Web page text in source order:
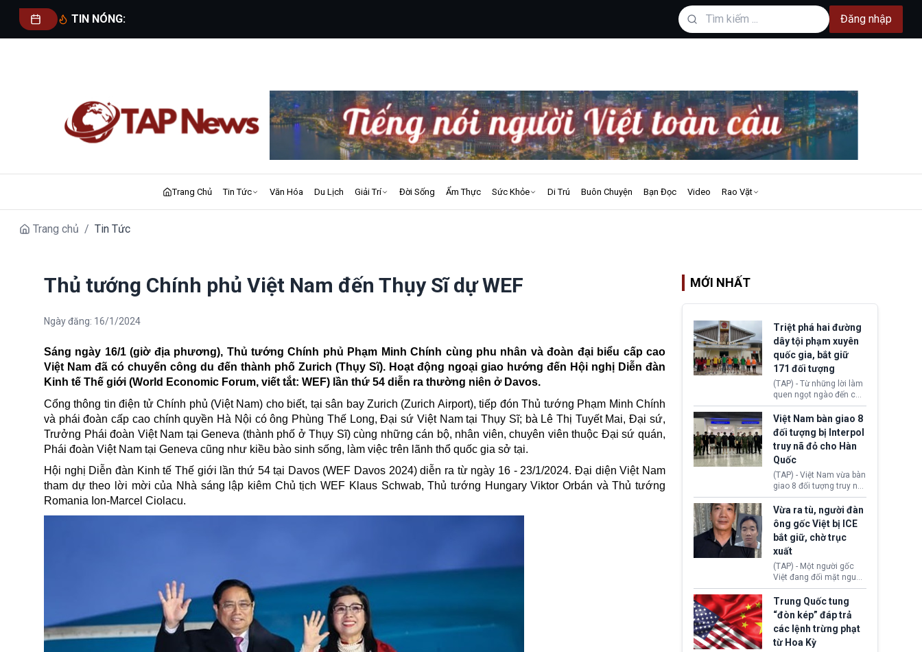
TIN NÓNG: Đăng nhập
Trang Chủ Tin Tức Văn Hóa Du Lịch Giải Trí Đời Sống Ẩm Thực Sức Khỏe Di Trú Buôn Chuyện Bạn Đọc Video Rao Vặt
Trang chủ / Tin Tức
Thủ tướng Chính phủ Việt Nam đến Thụy Sĩ dự WEF
Ngày đăng: 16/1/2024
Sáng ngày 16/1 (giờ địa phương), Thủ tướng Chính phủ Phạm Minh Chính cùng phu nhân và đoàn đại biểu cấp cao
Việt Nam đã có chuyến công du đến thành phố Zurich (Thụy Sĩ). Hoạt động ngoại giao hướng đến Hội nghị Diễn đàn
Kinh tế Thế giới (World Economic Forum, viết tắt: WEF) lần thứ 54 diễn ra thường niên ở Davos.
Cổng thông tin điện tử Chính phủ (Việt Nam) cho biết, tại sân bay Zurich (Zurich Airport), tiếp đónThủ tướng Phạm Minh Chính
và phái đoàn cấp cao chính quyền Hà Nội có ông Phùng Thế Long, Đại sứ Việt Nam tại Thụy Sĩ; bà Lê Thị Tuyết Mai, Đại sứ,
Trưởng Phái đoàn Việt Nam tại Geneva (thành phố ở Thụy Sĩ) cùng những cán bộ, nhân viên, chuyên viên thuộc Đại sứ quán,
Phái đoàn Việt Nam tại Geneva cũng như kiều bào sinh sống, làm việc trên lãnh thổ quốc gia sở tại.
Hội nghị Diễn đàn Kinh tế Thế giới lần thứ 54 tại Davos (WEF Davos 2024) diễn ra từ ngày 16 - 23/1/2024. Đại diện Việt Nam
tham dự theo lời mời của Nhà sáng lập kiêm Chủ tịch WEF Klaus Schwab, Thủ tướng Hungary Viktor Orbán và Thủ tướng
Romania Ion-Marcel Ciolacu.
MỚI NHẤT
Triệt phá hai đường
dây tội phạm xuyên
quốc gia, bắt giữ
171 đối tượng
(TAP) - Từ những lời làm
quen ngọt ngào đến các
“sàn vàng ảo”, bất động
sản trực tuyến cùng
đường dây đánh bạc quy
mô lớn, hai tổ chức tội
phạm xuyên quốc gia đã
dựng lên mạng lưới hoạt
động tại Việt Nam và
Lào, lôi kéo hàng nghìn
người tham gia, luân
chuyển dòng tiền qua
nhiều lớp tài khoản. Sau
hơn 2 tuần phối hợp truy
xét, lực lượng chức năng
hai nước đã bắt giữ 171
Việt Nam bàn giao 8
đối tượng bị Interpol
truy nã đỏ cho Hàn
Quốc
(TAP) - Việt Nam vừa bàn
giao 8 đối tượng truy nã
đỏ Interpol cho lực lượng
chức năng Hàn Quốc.
Nhóm này bị xác định
lừa đảo 619 nạn nhân,
chiếm đoạt hơn 17,7 tỷ
KRW.
Vừa ra tù, người đàn
ông gốc Việt bị ICE
bắt giữ, chờ trục
xuất
(TAP) - Một người gốc
Việt đang đối mặt nguy
cơ bị trục xuất khỏi Hoa
Kỳ sau khi đã chấp hành
xong bản án liên quan
đến tội ác từ hơn 30
năm trước tại California.
Trung Quốc tung
“đòn kép” đáp trả
các lệnh trừng phạt
từ Hoa Kỳ